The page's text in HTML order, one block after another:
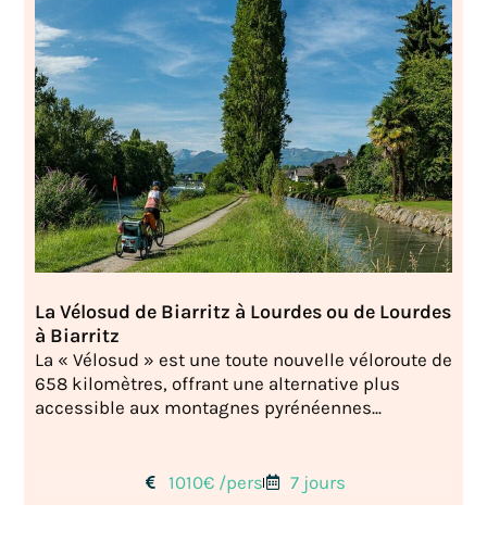
La Vélosud de Biarritz à Lourdes ou de Lourdes
à Biarritz
La « Vélosud » est une toute nouvelle véloroute de
658 kilomètres, offrant une alternative plus
accessible aux montagnes pyrénéennes...
1010€ /pers 7 jours